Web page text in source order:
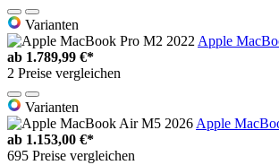
Varianten
Apple
ab 1.789,99 €*
2 Preise vergleichen
Varianten
Apple
ab 1.153,00 €*
695 Preise vergleichen